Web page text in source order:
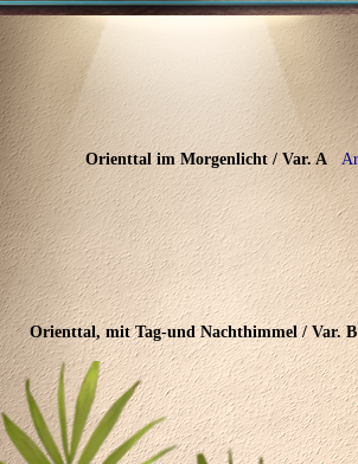
Orienttal im Morgenlicht/ Var. A
Orienttal, mit Tag-und Nachthimmel / Var. B